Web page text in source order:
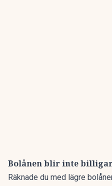
Bolånen blir inte
Räknade du med lägre